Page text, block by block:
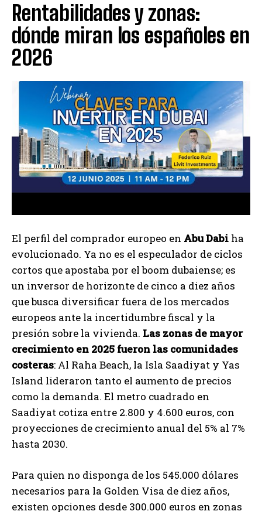
Rentabilidades y zonas:
dónde miran los españoles en
2026
El perfil del comprador europeo en Abu Dabi ha
evolucionado. Ya no es el especulador de ciclos
cortos que apostaba por el boom dubaiense; es
un inversor de horizonte de cinco a diez años
que busca diversificar fuera de los mercados
europeos ante la incertidumbre fiscal y la
presión sobre la vivienda. Las zonas de mayor
crecimiento en 2025 fueron las comunidades
costeras: Al Raha Beach, la Isla Saadiyat y Yas
Island lideraron tanto el aumento de precios
como la demanda. El metro cuadrado en
Saadiyat cotiza entre 2.800 y 4.600 euros, con
proyecciones de crecimiento anual del 5% al 7%
hasta 2030.
Para quien no disponga de los 545.000 dólares
necesarios para la Golden Visa de diez años,
existen opciones desde 300.000 euros en zonas